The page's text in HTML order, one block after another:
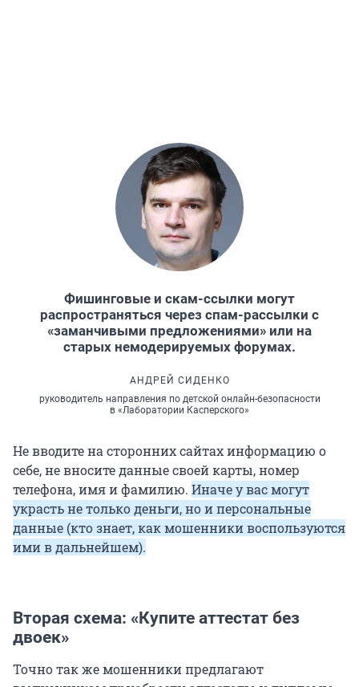
Фишинговые и скам-ссылки могут
распространяться через спам-рассылки с
«заманчивыми предложениями» или на
старых немодерируемых форумах.
АНДРЕЙ СИДЕНКО
руководитель направления по детской онлайн-безопасности
в «Лаборатории Касперского»
Не вводите на сторонних сайтах информацию о
себе, не вносите данные своей карты, номер
телефона, имя и фамилию. Иначе у вас могут
украсть не только деньги, но и персональные
данные (кто знает, как мошенники воспользуются
ими в дальнейшем).
Вторая схема: «Купите аттестат без
двоек»
Точно так же мошенники предлагают